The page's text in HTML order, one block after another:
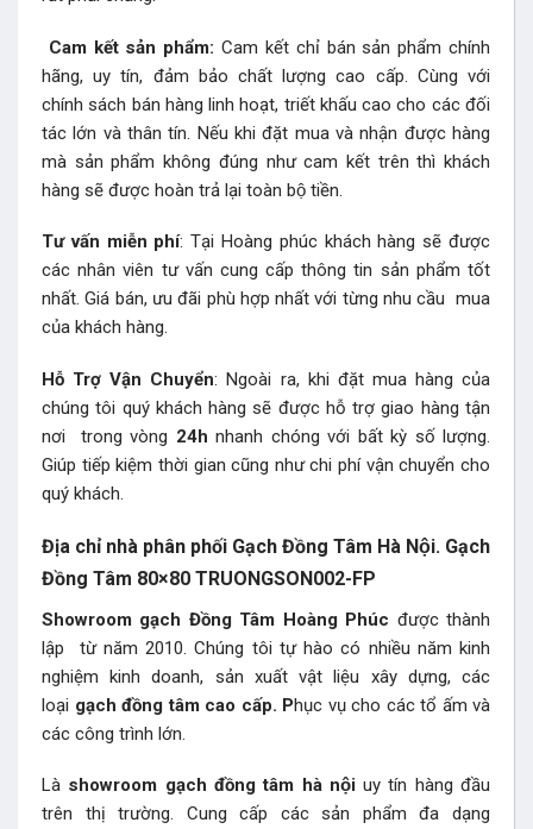
Cam kết sản phẩm: Cam kết chỉ bán sản phẩm chính
hãng, uy tín, đảm bảo chất lượng cao cấp. Cùng với
chính sách bán hàng linh hoạt, triết khấu cao cho các đối
tác lớn và thân tín. Nếu khi đặt mua và nhận được hàng
mà sản phẩm không đúng như cam kết trên thì khách
hàng sẽ được hoàn trả lại toàn bộ tiền.
Tư vấn miễn phí: Tại Hoàng phúc khách hàng sẽ được
các nhân viên tư vấn cung cấp thông tin sản phẩm tốt
nhất. Giá bán, ưu đãi phù hợp nhất với từng nhu cầu mua
của khách hàng.
Hỗ Trợ Vận Chuyển: Ngoài ra, khi đặt mua hàng của
chúng tôi quý khách hàng sẽ được hỗ trợ giao hàng tận
nơi trong vòng 24h nhanh chóng với bất kỳ số lượng.
Giúp tiếp kiệm thời gian cũng như chi phí vận chuyển cho
quý khách.
Địa chỉ nhà phân phối Gạch Đồng Tâm Hà Nội. Gạch
Đồng Tâm 80×80 TRUONGSON002-FP
Showroom gạch Đồng Tâm Hoàng Phúc được thành
lập từ năm 2010. Chúng tôi tự hào có nhiều năm kinh
nghiệm kinh doanh, sản xuất vật liệu xây dựng, các
loại gạch đồng tâm cao cấp. Phục vụ cho các tổ ấm và
các công trình lớn.
Là showroom gạch đồng tâm hà nộiuy tín hàng đầu
trên thị trường. Cung cấp các sản phẩm đa dạng